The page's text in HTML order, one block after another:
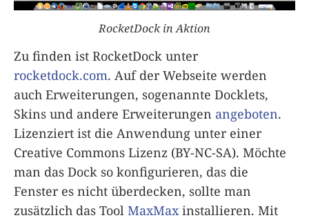
RocketDock in Aktion
Zu finden ist RocketDock unter
rocketdock.com. Auf der Webseite werden
auch Erweiterungen, sogenannte Docklets,
Skins und andere Erweiterungen angeboten.
Lizenziert ist die Anwendung unter einer
Creative Commons Lizenz (BY-NC-SA). Möchte
man das Dock so konfigurieren, das die
Fenster es nicht überdecken, sollte man
zusätzlich das Tool MaxMaxinstallieren. Mit